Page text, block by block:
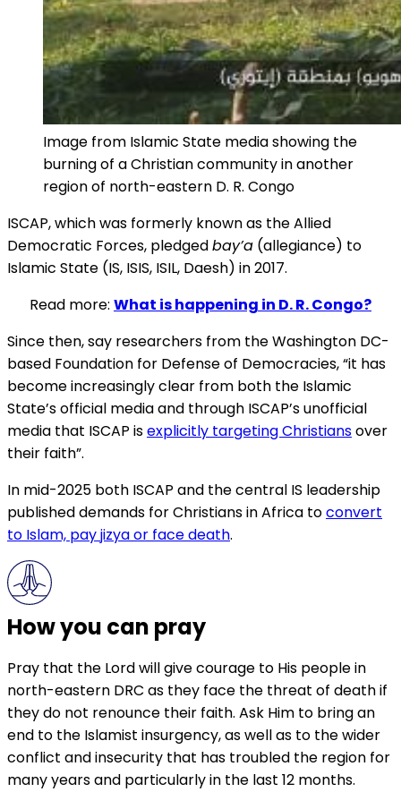
Image from Islamic State media showing the
burning of a Christian community in another
region of north-eastern D. R. Congo
ISCAP, which was formerly known as the Allied
Democratic Forces, pledgedbay’a (allegiance) to
Islamic State (IS, ISIS, ISIL, Daesh) in 2017.
Read more: What is happening in D. R. Congo?
Since then, say researchers from the Washington DC-
based Foundation for Defense of Democracies, “it has
become increasingly clear from both the Islamic
State’s official media and through ISCAP’s unofficial
media that ISCAP isexplicitly targeting Christiansover
their faith”.
In mid-2025 both ISCAP and the central IS leadership
published demands for Christians in Africa toconvert
to Islam, pay jizya or face death.
How you can pray
Pray that the Lord will give courage to His people in
north-eastern DRC as they face the threat of death if
they do not renounce their faith. Ask Him to bring an
end to the Islamist insurgency, as well as to the wider
conflict and insecurity that has troubled the region for
many years and particularly in the last 12 months.